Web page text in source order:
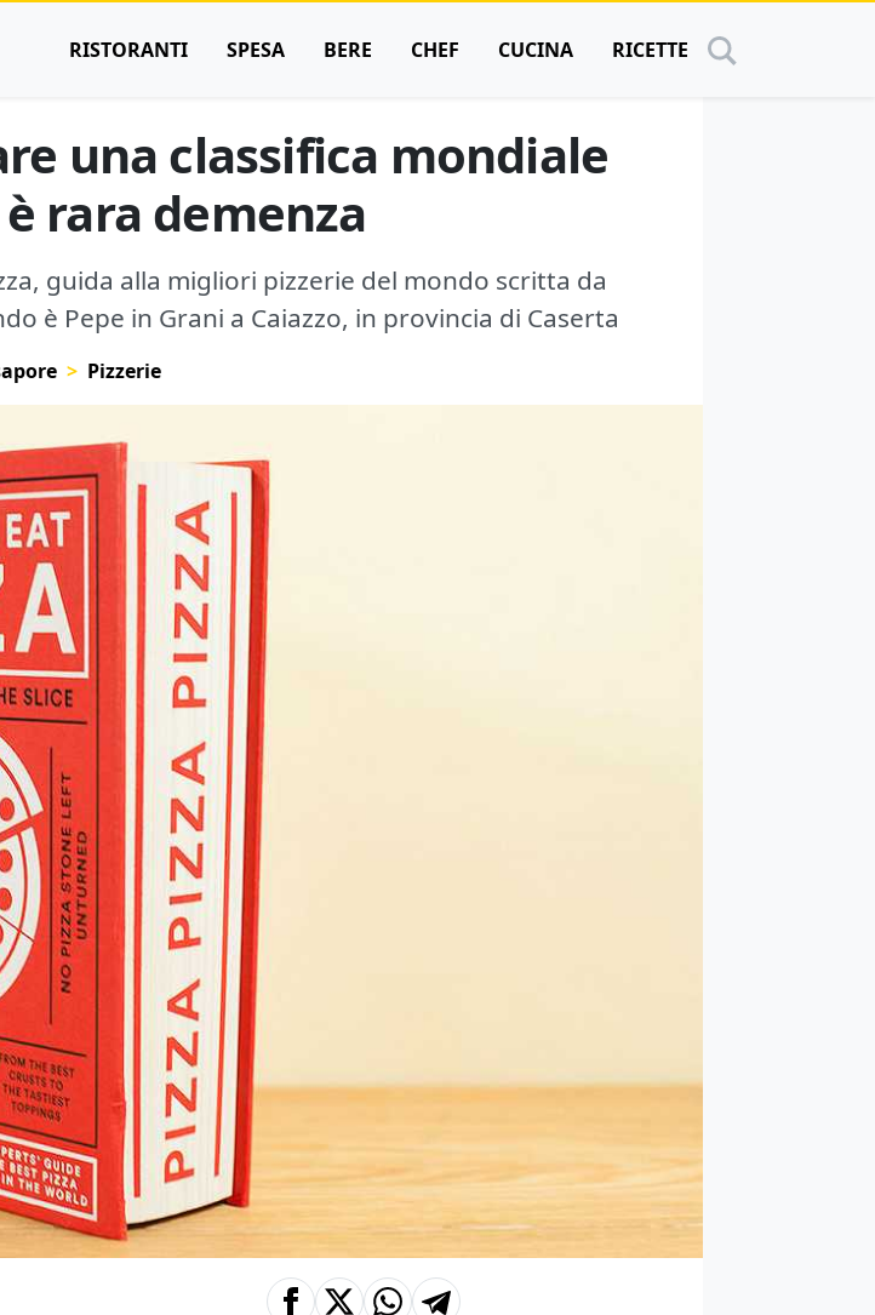
RISTORANTI SPESA BERE CHEF CUCINA RICETTE
una classifica mondiale
rara demenza
guida alla migliori pizzerie del mondo scritta da
è Pepe in Grani a Caiazzo, in provincia di Caserta
Pizzerie